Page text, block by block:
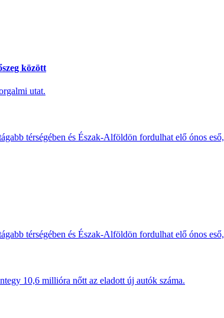
között
utat.
térségében és Észak-Alföldön fordulhat elő ónos
térségében és Észak-Alföldön fordulhat elő ónos
10,6 millióra nőtt az eladott új autók száma.